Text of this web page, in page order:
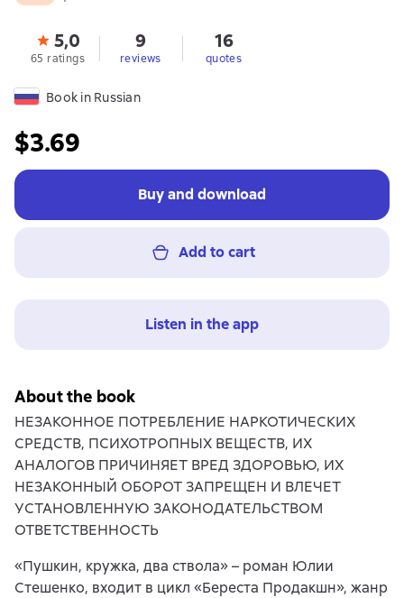
5,0
65 ratings
9
reviews
16
quotes
Book in Russian
$3.69
Buy and download
Add to cart
Listen in the app
About the book
НЕЗАКОННОЕ ПОТРЕБЛЕНИЕ НАРКОТИЧЕСКИХ
СРЕДСТВ, ПСИХОТРОПНЫХ ВЕЩЕСТВ, ИХ
АНАЛОГОВ ПРИЧИНЯЕТ ВРЕД ЗДОРОВЬЮ, ИХ
НЕЗАКОННЫЙ ОБОРОТ ЗАПРЕЩЕН И ВЛЕЧЕТ
УСТАНОВЛЕННУЮ ЗАКОНОДАТЕЛЬСТВОМ
ОТВЕТСТВЕННОСТЬ
«Пушкин, кружка, два ствола» – роман Юлии
Стешенко, входит в цикл «Береста Продакшн», жанр